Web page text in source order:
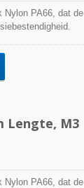
Nylon PA66, dat de
Lengte, M3
Nylon PA66, dat de